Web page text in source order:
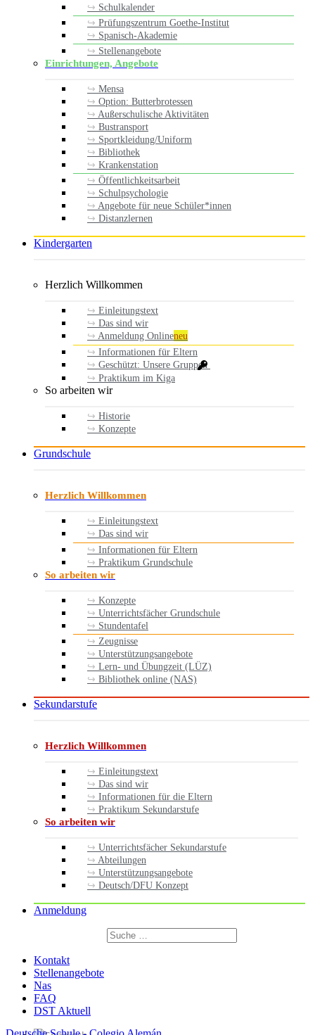
Schulkalender
Prüfungszentrum Goethe-Institut
Spanisch-Akademie
Stellenangebote
Einrichtungen, Angebote
Mensa
Option: Butterbrotessen
Außerschulische Aktivitäten
Bustransport
Sportkleidung/Uniform
Bibliothek
Krankenstation
Öffentlichkeitsarbeit
Schulpsychologie
Angebote für neue Schüler*innen
Distanzlernen
Kindergarten
Herzlich Willkommen
Einleitungstext
Das sind wir
Anmeldung Onlineneu
Informationen für Eltern
Geschützt: Unsere Gruppen
Praktikum im Kiga
So arbeiten wir
Historie
Konzepte
Grundschule
Herzlich Willkommen
Einleitungstext
Das sind wir
Informationen für Eltern
Praktikum Grundschule
So arbeiten wir
Konzepte
Unterrichtsfächer Grundschule
Stundentafel
Zeugnisse
Unterstützungsangebote
Lern- und Übungzeit (LÜZ)
Bibliothek online (NAS)
Sekundarstufe
Herzlich Willkommen
Einleitungstext
Das sind wir
Informationen für die Eltern
Praktikum Sekundarstufe
So arbeiten wir
Unterrichtsfächer Sekundarstufe
Abteilungen
Unterstützungsangebote
Deutsch/DFU Konzept
Anmeldung
Suchen
nach:
Kontakt
Stellenangebote
Nas
FAQ
DST Aktuell